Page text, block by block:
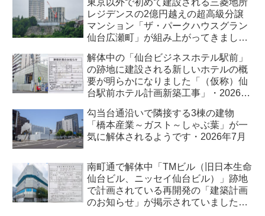
レジデンスの2億円越えの超高級分譲
マンション「ザ・パークハウスグラン
仙台広瀬町」が組み上がってきまし
解体中の「仙台ビジネスホテル駅前」
の跡地に建設される新しいホテルの概
要が明らかになりました「（仮称）仙
台駅前ホテル計画新築工事」・2026年
勾当台通沿いで隣接する3棟の建物
「橋本産業～ガスト～しゃぶ葉」が一
気に解体されるようです・2026年7月
南町通で解体中「TMビル（旧日本生命
仙台ビル、ニッセイ仙台ビル）」跡地
で計画されている再開発の「建築計画
のお知らせ」が掲示されていました・